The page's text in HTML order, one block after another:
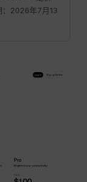
：2026年7月13